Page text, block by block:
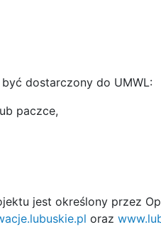
dostarczony do UMWL:
paczce,
jest określony przez
oraz